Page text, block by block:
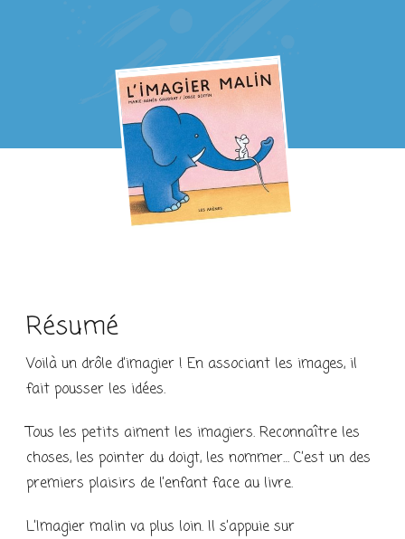
Résumé
Voilà un drôle d’imagier ! En associant les images, il
fait pousser les idées.
Tous les petits aiment les imagiers. Reconnaître les
choses, les pointer du doigt, les nommer… C’est un des
premiers plaisirs de l’enfant face au livre.
L’Imagier malin va plus loin. Il s’appuie sur